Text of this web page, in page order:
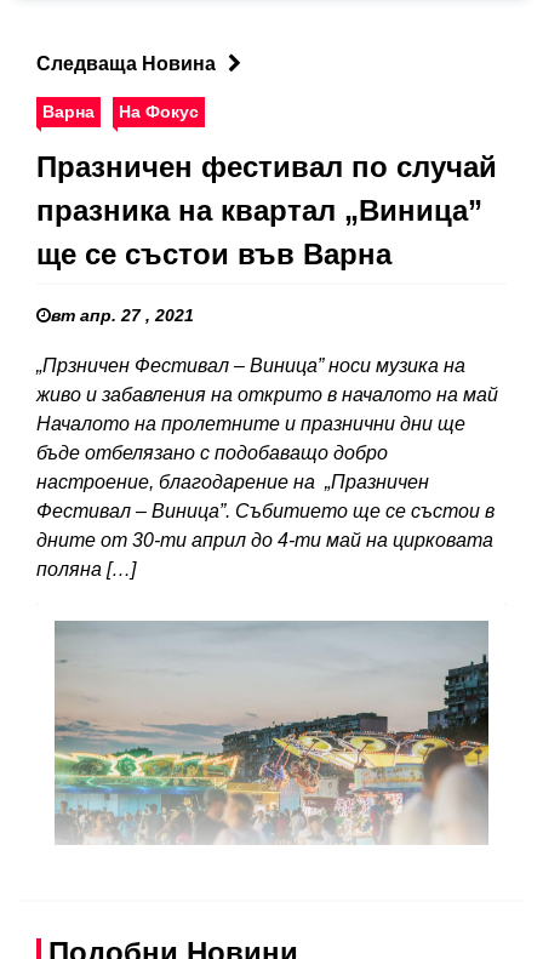
Следваща Новина
Варна На Фокус
Празничен фестивал по случай
празника на квартал „Виница”
ще се състои във Варна
вт апр. 27 , 2021
„Прзничен Фестивал – Виница” носи музика на
живо и забавления на открито в началото на май
Началото на пролетните и празнични дни ще
бъде отбелязано с подобаващо добро
настроение, благодарение на „Празничен
Фестивал – Виница”. Събитието ще се състои в
дните от 30-ти април до 4-ти май на цирковата
поляна […]
Подобни Новини